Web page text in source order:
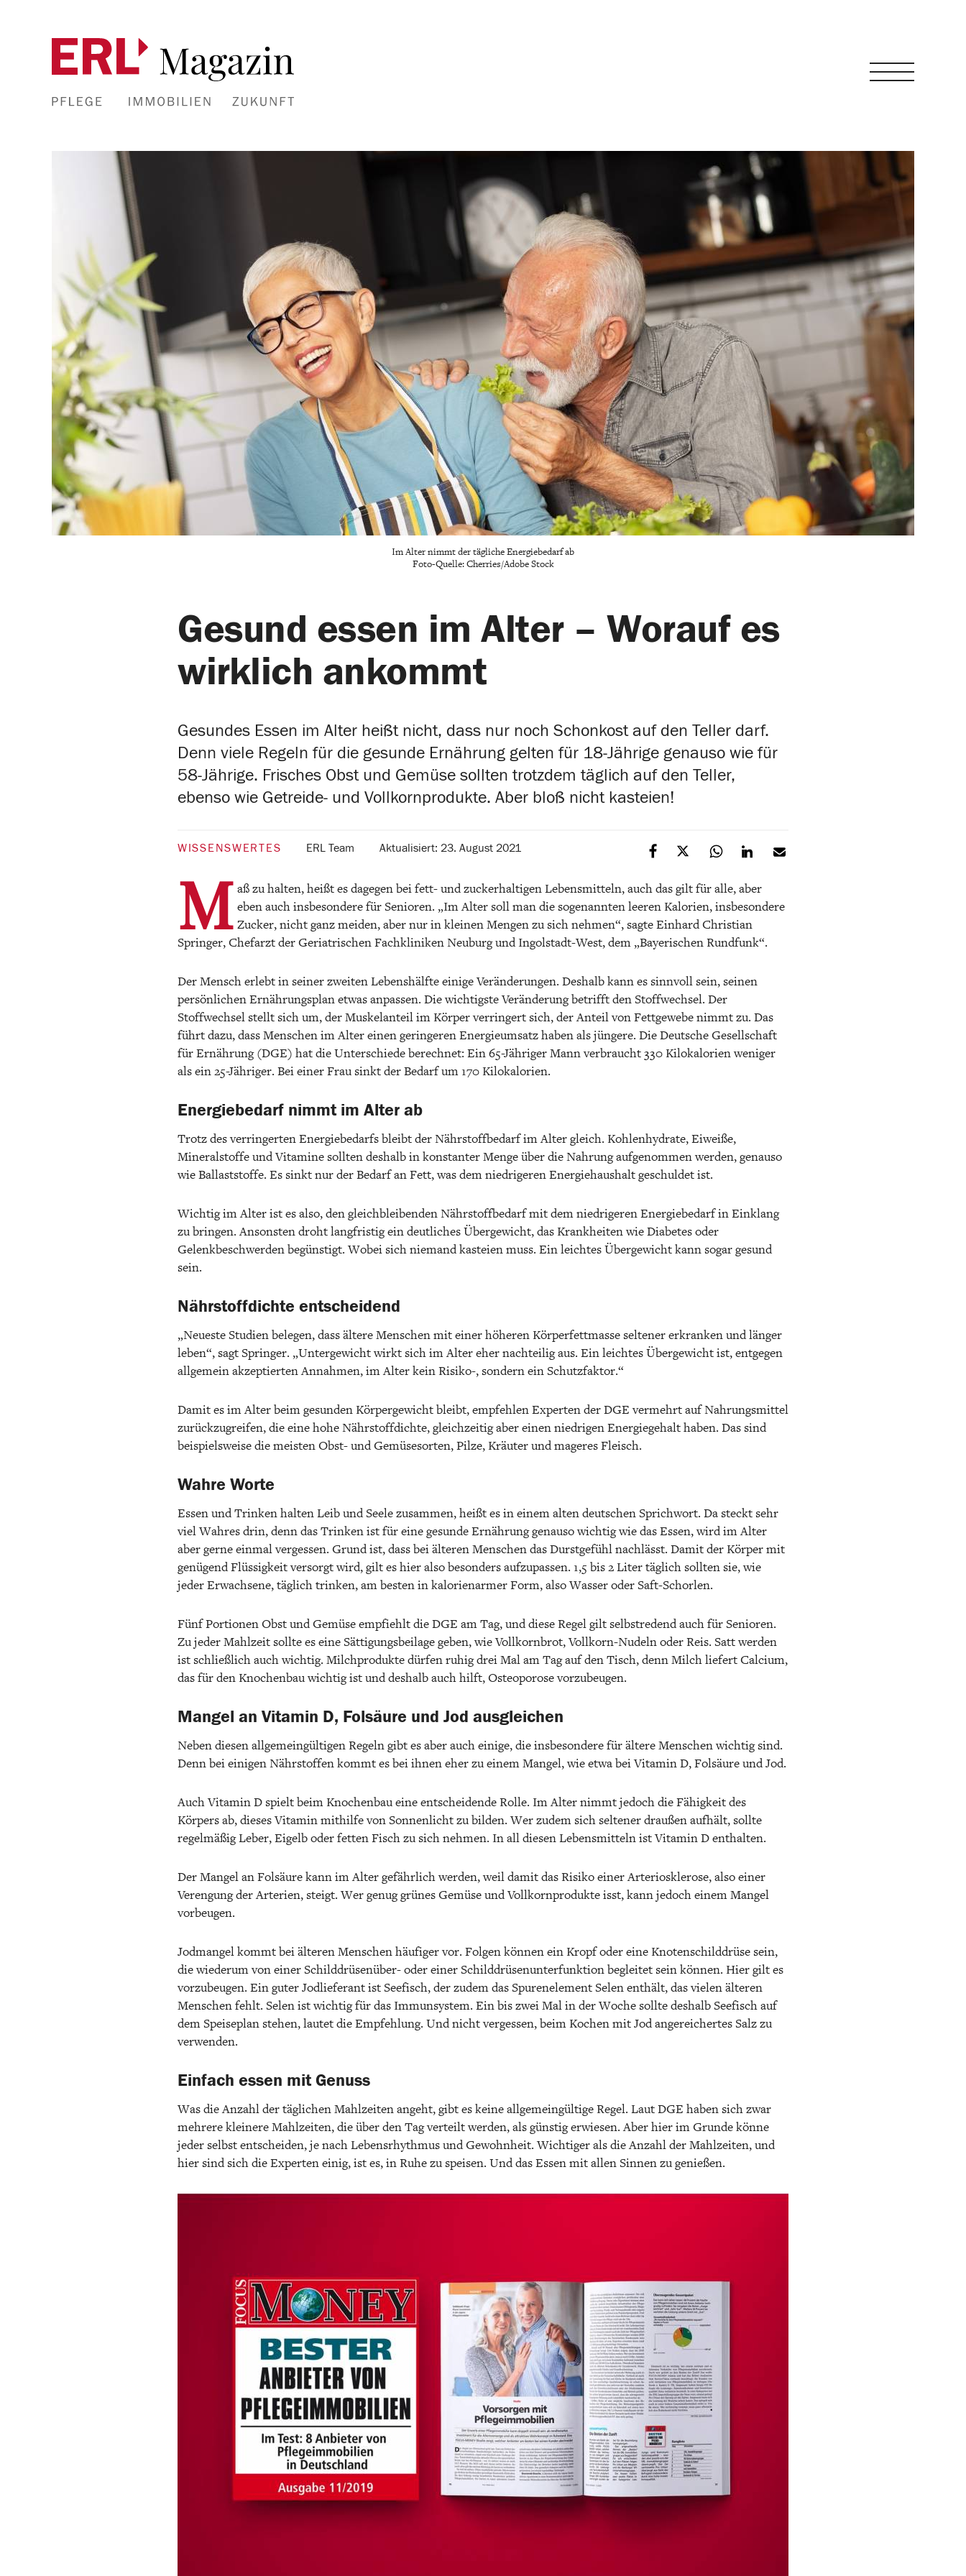
Im Alter nimmt der tägliche Energiebedarf ab
Foto-Quelle: Cherries/Adobe Stock
Gesund essen im Alter – Worauf es
wirklich ankommt
Gesundes Essen im Alter heißt nicht, dass nur noch Schonkost auf den Teller darf.
Denn viele Regeln für die gesunde Ernährung gelten für 18-Jährige genauso wie für
58-Jährige. Frisches Obst und Gemüse sollten trotzdem täglich auf den Teller,
ebenso wie Getreide- und Vollkornprodukte. Aber bloß nicht kasteien!
WISSENSWERTES ERL Team Aktualisiert: 23. August 2021
M aß zu halten, heißt es dagegen bei fett- und zuckerhaltigen Lebensmitteln, auch das gilt für alle, aber
eben auch insbesondere für Senioren. „Im Alter soll man die sogenannten leeren Kalorien, insbesondere
Zucker, nicht ganz meiden, aber nur in kleinen Mengen zu sich nehmen“, sagte Einhard Christian
Springer, Chefarzt der Geriatrischen Fachkliniken Neuburg und Ingolstadt-West, dem „Bayerischen Rundfunk“.
Der Mensch erlebt in seiner zweiten Lebenshälfte einige Veränderungen. Deshalb kann es sinnvoll sein, seinen
persönlichen Ernährungsplan etwas anpassen. Die wichtigste Veränderung betrifft den Stoffwechsel. Der
Stoffwechsel stellt sich um, der Muskelanteil im Körper verringert sich, der Anteil von Fettgewebe nimmt zu. Das
führt dazu, dass Menschen im Alter einen geringeren Energieumsatz haben als jüngere. Die Deutsche Gesellschaft
für Ernährung (DGE) hat die Unterschiede berechnet: Ein 65-Jähriger Mann verbraucht 330 Kilokalorien weniger
als ein 25-Jähriger. Bei einer Frau sinkt der Bedarf um 170 Kilokalorien.
Energiebedarf nimmt im Alter ab
Trotz des verringerten Energiebedarfs bleibt der Nährstoffbedarf im Alter gleich. Kohlenhydrate, Eiweiße,
Mineralstoffe und Vitamine sollten deshalb in konstanter Menge über die Nahrung aufgenommen werden, genauso
wie Ballaststoffe. Es sinkt nur der Bedarf an Fett, was dem niedrigeren Energiehaushalt geschuldet ist.
Wichtig im Alter ist es also, den gleichbleibenden Nährstoffbedarf mit dem niedrigeren Energiebedarf in Einklang
zu bringen. Ansonsten droht langfristig ein deutliches Übergewicht, das Krankheiten wie Diabetes oder
Gelenkbeschwerden begünstigt. Wobei sich niemand kasteien muss. Ein leichtes Übergewicht kann sogar gesund
sein.
Nährstoffdichte entscheidend
„Neueste Studien belegen, dass ältere Menschen mit einer höheren Körperfettmasse seltener erkranken und länger
leben“, sagt Springer. „Untergewicht wirkt sich im Alter eher nachteilig aus. Ein leichtes Übergewicht ist, entgegen
allgemein akzeptierten Annahmen, im Alter kein Risiko-, sondern ein Schutzfaktor.“
Damit es im Alter beim gesunden Körpergewicht bleibt, empfehlen Experten der DGE vermehrt auf Nahrungsmittel
zurückzugreifen, die eine hohe Nährstoffdichte, gleichzeitig aber einen niedrigen Energiegehalt haben. Das sind
beispielsweise die meisten Obst- und Gemüsesorten, Pilze, Kräuter und mageres Fleisch.
Wahre Worte
Essen und Trinken halten Leib und Seele zusammen, heißt es in einem alten deutschen Sprichwort. Da steckt sehr
viel Wahres drin, denn das Trinken ist für eine gesunde Ernährung genauso wichtig wie das Essen, wird im Alter
aber gerne einmal vergessen. Grund ist, dass bei älteren Menschen das Durstgefühl nachlässt. Damit der Körper mit
genügend Flüssigkeit versorgt wird, gilt es hier also besonders aufzupassen. 1,5 bis 2 Liter täglich sollten sie, wie
jeder Erwachsene, täglich trinken, am besten in kalorienarmer Form, also Wasser oder Saft-Schorlen.
Fünf Portionen Obst und Gemüse empfiehlt die DGE am Tag, und diese Regel gilt selbstredend auch für Senioren.
Zu jeder Mahlzeit sollte es eine Sättigungsbeilage geben, wie Vollkornbrot, Vollkorn-Nudeln oder Reis. Satt werden
ist schließlich auch wichtig. Milchprodukte dürfen ruhig drei Mal am Tag auf den Tisch, denn Milch liefert Calcium,
das für den Knochenbau wichtig ist und deshalb auch hilft, Osteoporose vorzubeugen.
Mangel an Vitamin D, Folsäure und Jod ausgleichen
Neben diesen allgemeingültigen Regeln gibt es aber auch einige, die insbesondere für ältere Menschen wichtig sind.
Denn bei einigen Nährstoffen kommt es bei ihnen eher zu einem Mangel, wie etwa bei Vitamin D, Folsäure und Jod.
Auch Vitamin D spielt beim Knochenbau eine entscheidende Rolle. Im Alter nimmt jedoch die Fähigkeit des
Körpers ab, dieses Vitamin mithilfe von Sonnenlicht zu bilden. Wer zudem sich seltener draußen aufhält, sollte
regelmäßig Leber, Eigelb oder fetten Fisch zu sich nehmen. In all diesen Lebensmitteln ist Vitamin D enthalten.
Der Mangel an Folsäure kann im Alter gefährlich werden, weil damit das Risiko einer Arteriosklerose, also einer
Verengung der Arterien, steigt. Wer genug grünes Gemüse und Vollkornprodukte isst, kann jedoch einem Mangel
vorbeugen.
Jodmangel kommt bei älteren Menschen häufiger vor. Folgen können ein Kropf oder eine Knotenschilddrüse sein,
die wiederum von einer Schilddrüsenüber- oder einer Schilddrüsenunterfunktion begleitet sein können. Hier gilt es
vorzubeugen. Ein guter Jodlieferant ist Seefisch, der zudem das Spurenelement Selen enthält, das vielen älteren
Menschen fehlt. Selen ist wichtig für das Immunsystem. Ein bis zwei Mal in der Woche sollte deshalb Seefisch auf
dem Speiseplan stehen, lautet die Empfehlung. Und nicht vergessen, beim Kochen mit Jod angereichertes Salz zu
verwenden.
Einfach essen mit Genuss
Was die Anzahl der täglichen Mahlzeiten angeht, gibt es keine allgemeingültige Regel. Laut DGE haben sich zwar
mehrere kleinere Mahlzeiten, die über den Tag verteilt werden, als günstig erwiesen. Aber hier im Grunde könne
jeder selbst entscheiden, je nach Lebensrhythmus und Gewohnheit. Wichtiger als die Anzahl der Mahlzeiten, und
hier sind sich die Experten einig, ist es, in Ruhe zu speisen. Und das Essen mit allen Sinnen zu genießen.